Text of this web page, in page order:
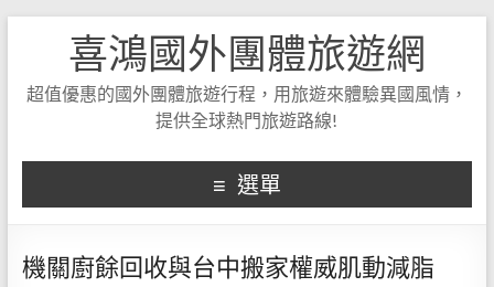
喜鴻國外團體旅遊網
超值優惠的國外團體旅遊行程，用旅遊來體驗異國風情，
提供全球熱門旅遊路線!
選單
機關廚餘回收與台中搬家權威肌動減脂